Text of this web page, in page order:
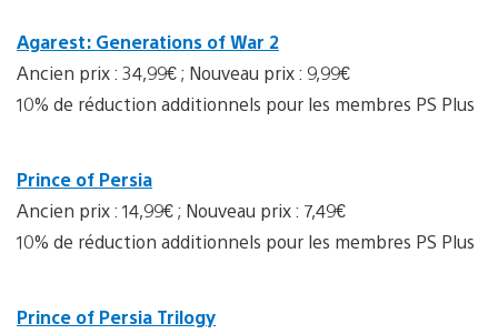
Agarest: Generations of War 2
Ancien prix : 34,99€ ; Nouveau prix : 9,99€
10% de réduction additionnels pour les membres PS Plus
Prince of Persia
Ancien prix : 14,99€ ; Nouveau prix : 7,49€
10% de réduction additionnels pour les membres PS Plus
Prince of Persia Trilogy